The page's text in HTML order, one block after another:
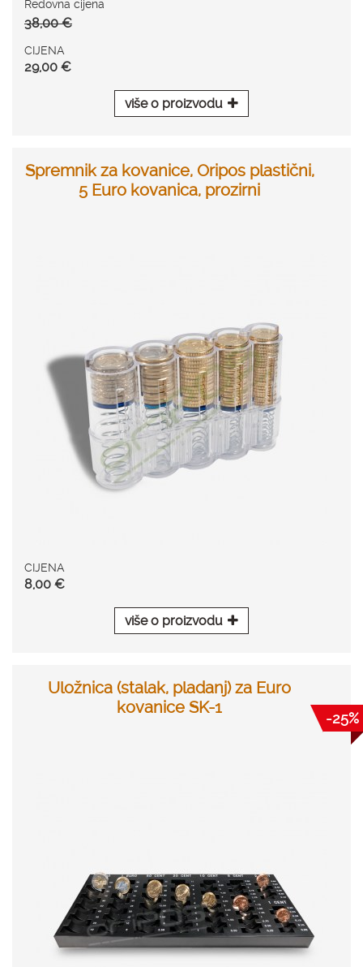
Redovna cijena
38,00 €
CIJENA
29,00 €
više o proizvodu
Spremnik za kovanice, Oripos plastični,
5 Euro kovanica, prozirni
CIJENA
8,00 €
više o proizvodu
Uložnica (stalak, pladanj) za Euro
kovanice SK-1
-25%